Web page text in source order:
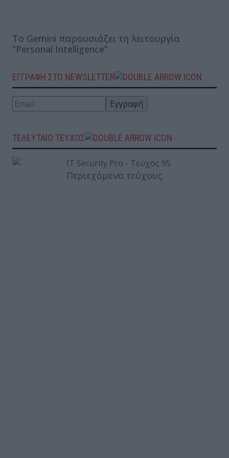
Το Gemini παρουσιάζει τη λειτουργία
“Personal Intelligence”
ΕΓΓΡΑΦΗ ΣΤΟ NEWSLETTER
ΤΕΛΕΥΤΑΙΟ ΤΕΥΧΟΣ
Περιεχόμενα τεύχους